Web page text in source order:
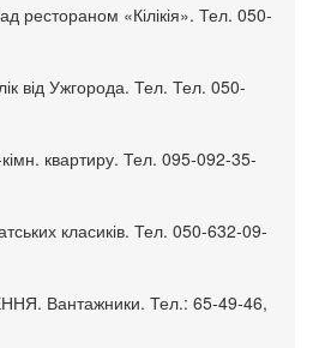
рестораном «Кілікія». Тел. 050-
від Ужгорода. Тел. Тел. 050-
квартиру. Тел. 095-092-35-
класиків. Тел. 050-632-09-
Вантажники. Тел.: 65-49-46,